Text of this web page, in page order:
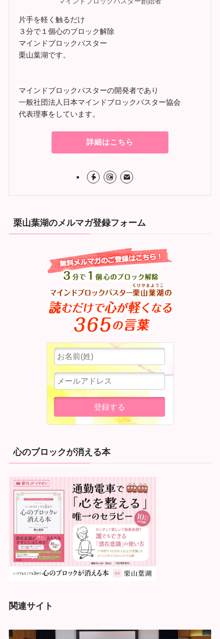
片手を軽く触るだけ
３分で１個心のブロック解除
マインドブロックバスター
栗山葉湖です。
マインドブロックバスターの開発者であり
一般社団法人日本マインドブロックバスター協会
代表理事をしています。
詳細はこちら
栗山葉湖のメルマガ登録フォーム
心のブロックが消える本
関連サイト